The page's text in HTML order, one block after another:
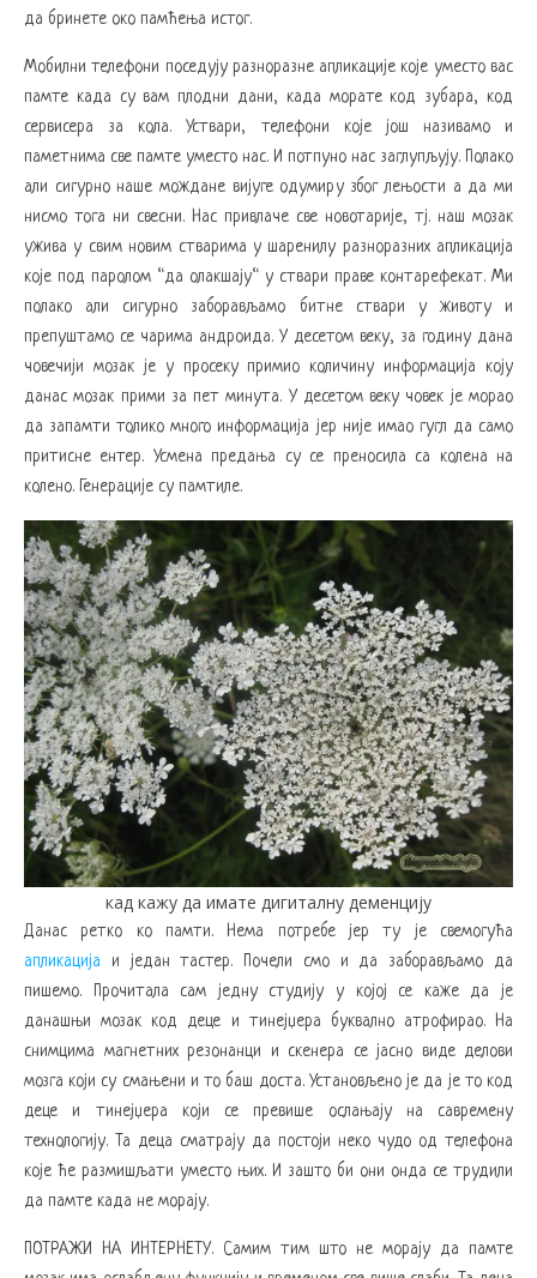
да бринете око памћења истог.
Мобилни телефони поседују разноразне апликације које уместо вас
памте када су вам плодни дани, када морате код зубара, код
сервисера за кола. Уствари, телефони које још називамо и
паметнима све памте уместо нас. И потпуно нас заглупљују. Полако
али сигурно наше мождане вијуге одумиру због лењости а да ми
нисмо тога ни свесни. Нас привлаче све новотарије, тј. наш мозак
ужива у свим новим стварима у шаренилу разноразних апликација
које под паролом “да олакшају“ у ствари праве контарефекат. Ми
полако али сигурно заборављамо битне ствари у животу и
препуштамо се чарима андроида. У десетом веку, за годину дана
човечији мозак је у просеку примио количину информација коју
данас мозак прими за пет минута. У десетом веку човек је морао
да запамти толико много информација јер није имао гугл да само
притисне ентер. Усмена предања су се преносила са колена на
колено. Генерације су памтиле.
кад кажу да имате дигиталну деменцију
Данас ретко ко памти. Нема потребе јер ту је свемогућа
апликација и један тастер. Почели смо и да заборављамо да
пишемо. Прочитала сам једну студију у којој се каже да је
данашњи мозак код деце и тинејџера буквално атрофирао. На
снимцима магнетних резонанци и скенера се јасно виде делови
мозга који су смањени и то баш доста. Установљено је да је то код
деце и тинејџера који се превише ослањају на савремену
технологију. Та деца сматрају да постоји неко чудо од телефона
које ће размишљати уместо њих. И зашто би они онда се трудили
да памте када не морају.
ПОТРАЖИ НА ИНТЕРНЕТУ. Самим тим што не морају да памте